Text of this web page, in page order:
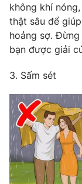
Cơ quan báo chí:
Giấy phép hoạt
cấp ngày 29/12/
Tổng Biên tập:Vũ
Nguyễn Trọng Ninh
Tổng đài VTV:
Ðiện thoại Thời
Email:
Liên hệ quảng
không khí
thật sâu để
hoảng sợ.
bạn được giải
3. Sấm sét